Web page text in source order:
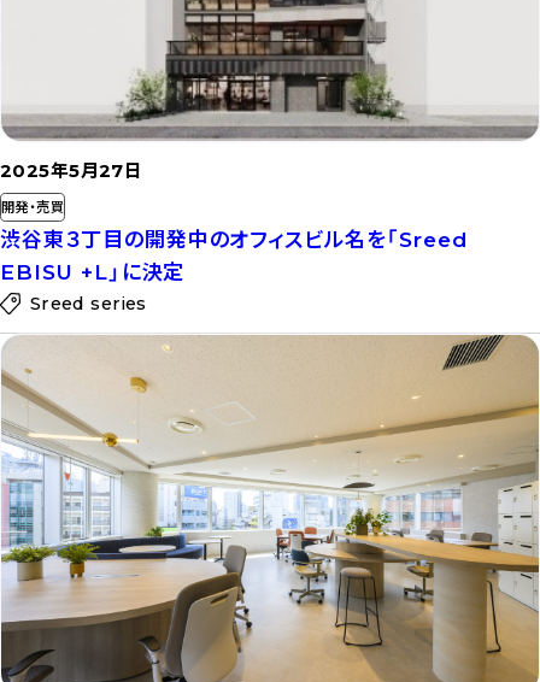
渋谷東３丁目の開発中のオフィスビル名を「Sreed
EBISU +L」に決定
2025年5月27日
開発・売買
Sreed series
記
を
読
む